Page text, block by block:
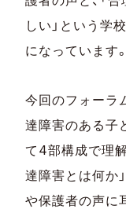
しい」という学
になっています。
今回のフォーラ
達障害のある子
て4部構成で理
達障害とは何か
や保護者の声に